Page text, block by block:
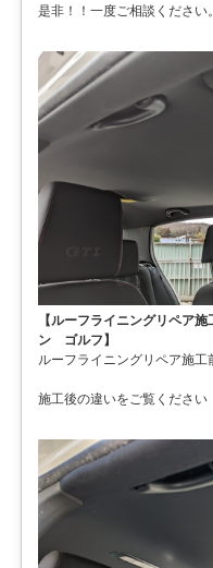
是非！！一度ご相談ください。
【ルーフライニングリペア
ン ゴルフ】
ルーフライニングリペア施工
施工後の違いをご覧ください